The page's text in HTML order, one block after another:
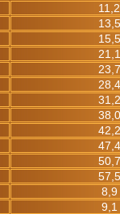
11,2
13,5
15,5
21,1
23,7
28,4
31,2
38,0
42,2
47,4
50,7
57,5
8,9
9,1